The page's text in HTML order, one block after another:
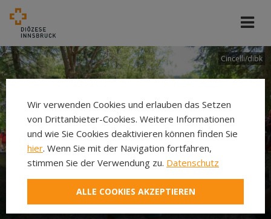
Cincelli/dibk
Neuer Pilgerweg Via
Laudato si’
Wir verwenden Cookies und erlauben das Setzen
von Drittanbieter-Cookies. Weitere Informationen
und wie Sie Cookies deaktivieren können finden Sie
hier. Wenn Sie mit der Navigation fortfahren,
stimmen Sie der Verwendung zu. Datenschutz
ALLE COOKIES AKZEPTIEREN